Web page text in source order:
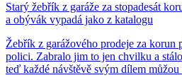
Starý žebřík z garáže za stopadesát
a obývák vypadá jako z katalogu
Žebřík z garážového prodeje za korun
polici. Zabralo jim to jen chvilku a
teď každé návštěvě svým dílem